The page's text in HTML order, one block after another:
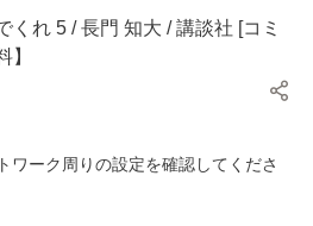
くれ 5 / 長門 知大 / 講談社 [コミ
】
ワーク周りの設定を確認してくださ